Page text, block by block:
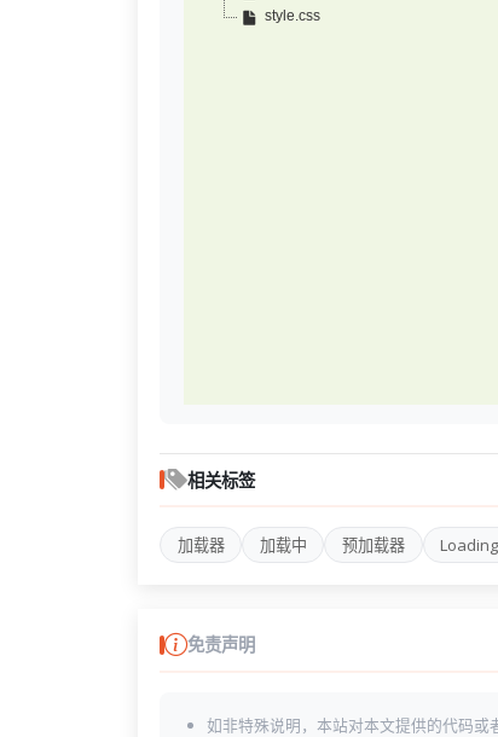
style.css
相关标签
加载器 加载中 预加载器 Loading
免责声明
如非特殊说明，本站对本文提供的代码或